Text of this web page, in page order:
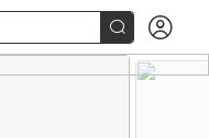
 